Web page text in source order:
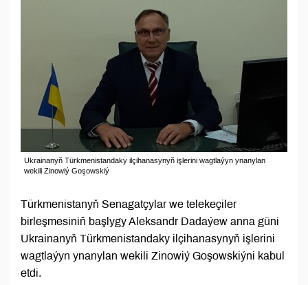
Ukrainanyň Türkmenistandaky ilçihanasynyň işlerini wagtlaýyn ynanylan
wekili Zinowiý Goşowskiý
Türkmenistanyň Senagatçylar we telekeçiler
birleşmesiniň başlygy Aleksandr Dadaýew anna güni
Ukrainanyň Türkmenistandaky ilçihanasynyň işlerini
wagtlaýyn ynanylan wekili Zinowiý Goşowskiýni kabul
etdi.